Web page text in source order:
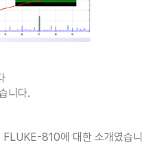
니다.
810에 대한 소개였습니